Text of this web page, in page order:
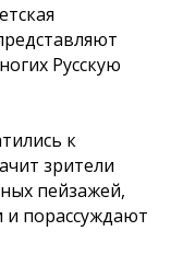
Русскую
к
зрители
пейзажей,
и порассуждают